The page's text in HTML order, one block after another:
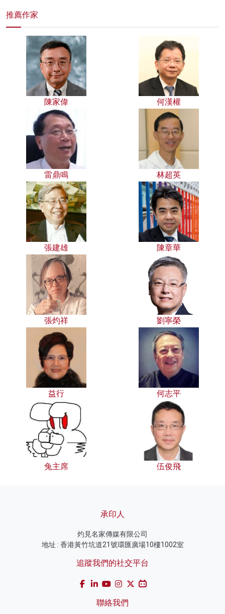
推薦作家
陳家偉 何漢權
雷鼎鳴 林超英
張建雄 陳章華
張灼祥 劉寧榮
益行 何志平
兔主席 伍俊飛
承印人
灼見名家傳媒有限公司
地址 : 香港黃竹坑道21號環匯廣場10樓1002室
追蹤我們的社交平台
聯絡我們